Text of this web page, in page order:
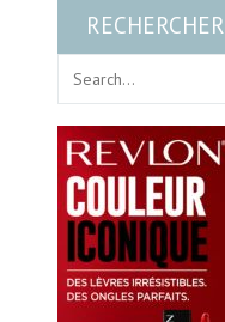
RECHERCHER